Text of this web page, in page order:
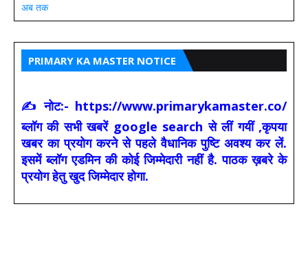
अब तक
PRIMARY KA MASTER NOTICE
✍ नोट:- https://www.primarykamaster.co/
ब्लॉग की सभी खबरें google search से लीं गयीं ,कृपया
खबर का प्रयोग करने से पहले वैधानिक पुष्टि अवश्य कर लें.
इसमें ब्लॉग एडमिन की कोई जिम्मेदारी नहीं है. पाठक ख़बरे के
प्रयोग हेतु खुद जिम्मेदार होगा.